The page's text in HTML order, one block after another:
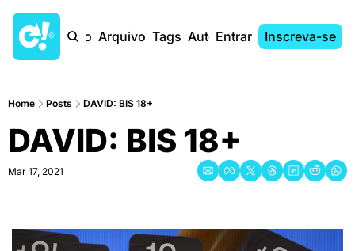
Início Arquivo Tags AutoresEntrar Inscreva-se
Home Posts DAVID: BIS 18+
DAVID: BIS 18+
Mar 17, 2021